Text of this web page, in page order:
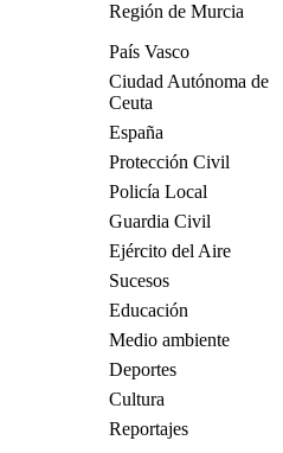
Región de Murcia
País Vasco
Ciudad Autónoma de
Ceuta
España
Protección Civil
Policía Local
Guardia Civil
Ejército del Aire
Sucesos
Educación
Medio ambiente
Deportes
Cultura
Reportajes